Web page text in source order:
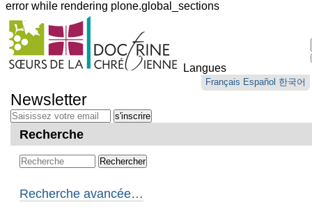
error while rendering plone.global_sections
Outils
personnels
Langues
Français Español 한국어
au
contenu.
Aller
navigation
Newsletter
Recherche
Recherche avancée…